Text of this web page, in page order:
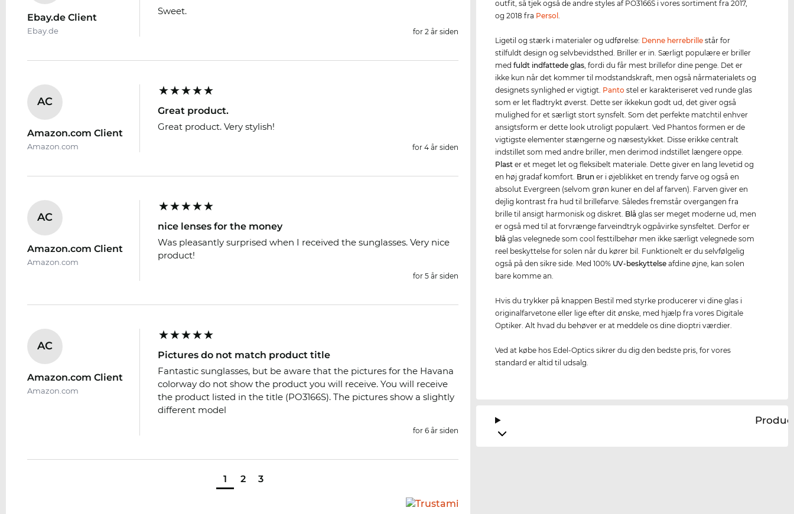
Ebay.de Client
Ebay.de
Sweet.
for 2 år siden
AC
Amazon.com Client
Amazon.com
Great product.
Great product. Very stylish!
for 4 år siden
AC
Amazon.com Client
Amazon.com
nice lenses for the money
Was pleasantly surprised when I received the sunglasses. Very nice
product!
for 5 år siden
AC
Amazon.com Client
Amazon.com
Pictures do not match product title
Fantastic sunglasses, but be aware that the pictures for the Havana
colorway do not show the product you will receive. You will receive
the product listed in the title (PO3166S). The pictures show a slightly
different model
for 6 år siden
1 2 3
outfit, så tjek også de andre styles af PO3166S i vores sortiment fra 2017,
og 2018 fra Persol
Ligetil og stærk i materialer og udførelse: Denne herrebrille står for
stilfuldt design og selvbevidsthed. Briller er in. Særligt populære er briller
medfuldt indfattede glas , fordi du får mest brillefor dine penge. Det er
ikke kun når det kommer til modstandskraft, men også nårmaterialets og
designets synlighed er vigtigt. Panto stel er karakteriseret ved runde glas
som er let fladtrykt øverst. Dette ser ikkekun godt ud, det giver også
mulighed for et særligt stort synsfelt. Som det perfekte matchtil enhver
ansigtsform er dette look utroligt populært. Ved Phantos formen er de
vigtigste elementer stængerne og næsestykket. Disse erikke centralt
indstillet som med andre briller, men derimod indstillet længere oppe.
Plast er et meget let og fleksibelt materiale. Dette giver en lang levetid og
en høj gradaf komfort. Brun er i øjeblikket en trendy farve og også en
absolut Evergreen (selvom grøn kuner en del af farven). Farven giver en
dejlig kontrast fra hud til brillefarve. Således fremstår overgangen fra
brille til ansigt harmonisk og diskret. Blå glas ser meget moderne ud, men
er også med til at forvrænge farveindtryk ogpåvirke synsfeltet. Derfor er
blå glas velegnede som cool festtilbehør men ikke særligt velegnede som
reel beskyttelse for solen når du kører bil. Funktionelt er du selvfølgelig
også på den sikre side. Med 100% UV-beskyttelse afdine øjne, kan solen
bare komme an.
Hvis du trykker på knappen Bestil med styrke producerer vi dine glas i
originalfarvetone eller lige efter dit ønske, med hjælp fra vores Digitale
Optiker. Alt hvad du behøver er at meddele os dine dioptri værdier.
Ved at købe hos Edel-Optics sikrer du dig den bedste pris, for vores
standard er altid til udsalg.